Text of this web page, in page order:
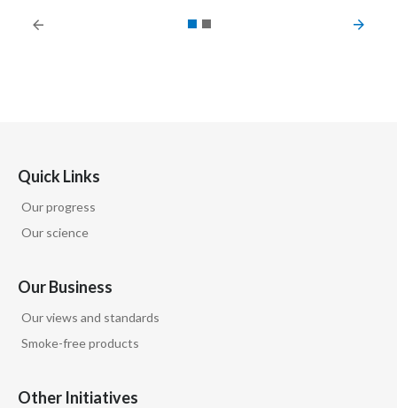
Quick Links
Our progress
Our science
Our Business
Our views and standards
Smoke-free products
Other Initiatives